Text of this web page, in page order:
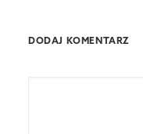
DODAJ KOMENTARZ